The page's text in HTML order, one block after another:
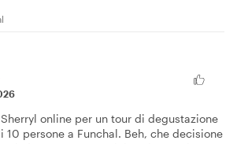
online per un tour di degustazione
persone a Funchal. Beh, che decisione